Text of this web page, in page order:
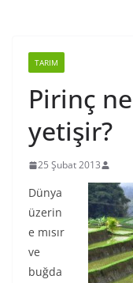
TARIM
Pirinç
yetişir?
25 Şubat 2013
Dünya
üzerin
e mısır
ve
buğda